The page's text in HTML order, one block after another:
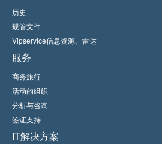
历史
规管文件
Vipservice信息资源。雷达
服务
商务旅行
活动的组织
分析与咨询
签证支持
IT解决方案